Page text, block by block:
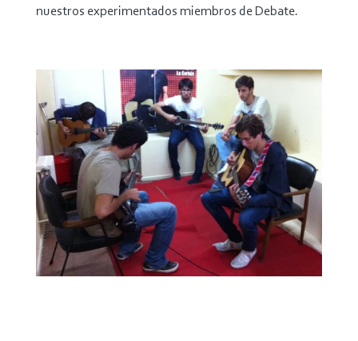
nuestros experimentados miembros de Debate.